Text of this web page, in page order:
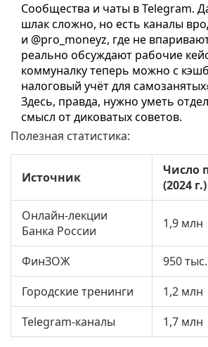
Сообщества и чаты в Telegram.
шлак сложно, но есть каналы
и @pro_moneyz, где не
реально обсуждают рабочие
коммуналку теперь можно с
налоговый учёт для
Здесь, правда, нужно уметь
смысл от диковатых советов.
Полезная статистика:
Источник
Число
(2024 г.)
Онлайн-лекции
Банка России
1,9 млн
ФинЗОЖ
950 тыс.
Городские тренинги
1,2 млн
Telegram-каналы
1,7 млн